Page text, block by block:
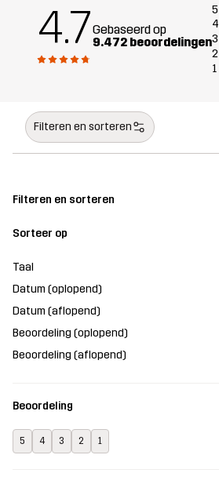
4.7Gebaseerd op
9.472 beoordelingen
5
4
3
2
1
Filteren en sorteren
Filteren en sorteren
Sorteer op
Taal
Datum (oplopend)
Datum (aflopend)
Beoordeling (oplopend)
Beoordeling (aflopend)
Beoordeling
5 4 3 2 1